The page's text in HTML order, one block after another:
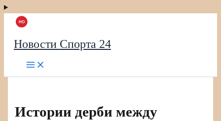
Новости Спорта 24
Истории дерби между